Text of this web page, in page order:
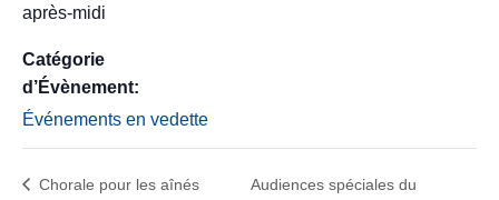
après-midi
Catégorie
d’Évènement:
Événements en vedette
Chorale pour les aînés
Audiences spéciales du